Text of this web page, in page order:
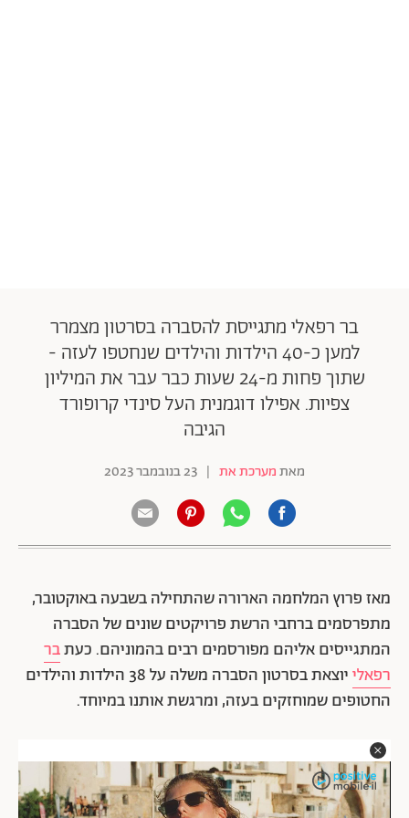
בר רפאלי מתגייסת להסברה בסרטון מצמרר
למען כ-40 הילדות והילדים שנחטפו לעזה -
שתוך פחות מ-24 שעות כבר עבר את המיליון
צפיות. אפילו דוגמנית העל סינדי קרופורד
הגיבה
מאתמערכת את | 23 בנובמבר 2023
מאז פרוץ המלחמה הארורה שהתחילה בשבעה באוקטובר,
מתפרסמים ברחבי הרשת פרויקטים שונים של הסברה
המתגייסים אליהם מפורסמים רבים בהמוניהם. כעתבר
רפאלי
יוצאת בסרטון הסברה משלה על 38 הילדות והילדים
החטופים שמוחזקים בעזה, ומרגשת אותנו במיוחד.